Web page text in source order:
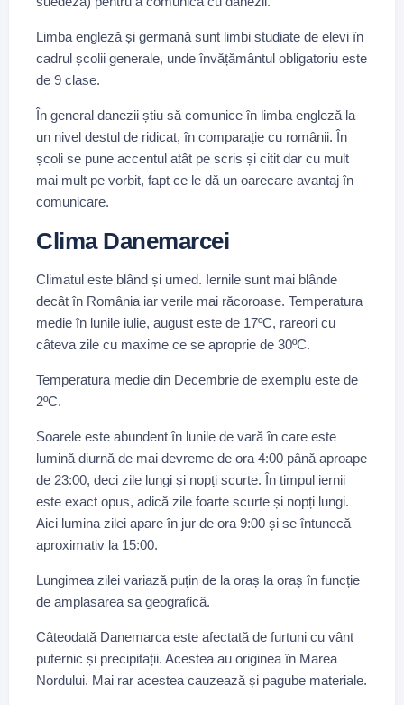
Limba engleză și germană sunt limbi studiate de elevi în
cadrul școlii generale, unde învățământul obligatoriu este
de 9 clase.
În general danezii știu să comunice în limba engleză la
un nivel destul de ridicat, în comparație cu românii. În
școli se pune accentul atât pe scris și citit dar cu mult
mai mult pe vorbit, fapt ce le dă un oarecare avantaj în
comunicare.
Clima Danemarcei
Climatul este blând și umed. Iernile sunt mai blânde
decât în România iar verile mai răcoroase. Temperatura
medie în lunile iulie, august este de 17ºC, rareori cu
câteva zile cu maxime ce se aproprie de 30ºC.
Temperatura medie din Decembrie de exemplu este de
2ºC.
Soarele este abundent în lunile de vară în care este
lumină diurnă de mai devreme de ora 4:00 până aproape
de 23:00, deci zile lungi și nopți scurte. În timpul iernii
este exact opus, adică zile foarte scurte și nopți lungi.
Aici lumina zilei apare în jur de ora 9:00 și se întunecă
aproximativ la 15:00.
Lungimea zilei variază puțin de la oraș la oraș în funcție
de amplasarea sa geografică.
Câteodată Danemarca este afectată de furtuni cu vânt
puternic și precipitații. Acestea au originea în Marea
Nordului. Mai rar acestea cauzează și pagube materiale.